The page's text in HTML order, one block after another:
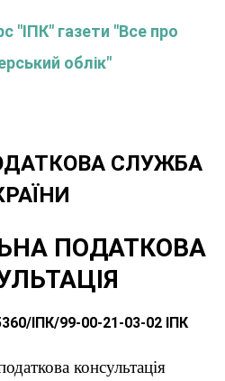
"ІПК" газети "Все про
облік"
СЛУЖБА
ПОДАТКОВА
ІПК/99-00-21-03-02 ІПК
консультація